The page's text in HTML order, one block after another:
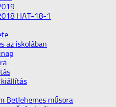
HAT-18-1
az iskolában
kiállítás
Betlehemes műsora